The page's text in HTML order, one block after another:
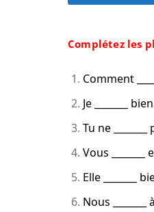
Complétez les
Comment
Je _______
Tu ne
Vous
Elle _______
Nous